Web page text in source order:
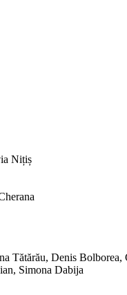
Nițiș
Tătărău, Denis Bolborea,
Simona Dabija